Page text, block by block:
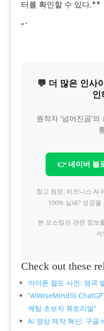
터를 확인할 수 있다.**
“`
💬 더 많은 인사
인
원작자 ‘넘어진곰’
👉 네이버 블
참고 원문: 비즈니스 AI
100% 실패? 성공
본 포스팅은 관련 정보
Check out these
아이폰 절도 사건: 영국
“AIWiseMind와
케팅 초보자 튜토리얼”
AI 영상 제작 혁신: 구글